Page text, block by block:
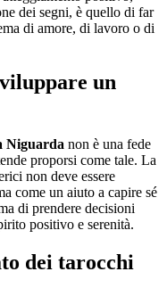
dei segni, è quello di far
di amore, di lavoro o di
un
Niguarda non è una fede
proporsi come tale. La
non deve essere
come un aiuto a capire sé
di prendere decisioni
positivo e serenità.
dei tarocchi